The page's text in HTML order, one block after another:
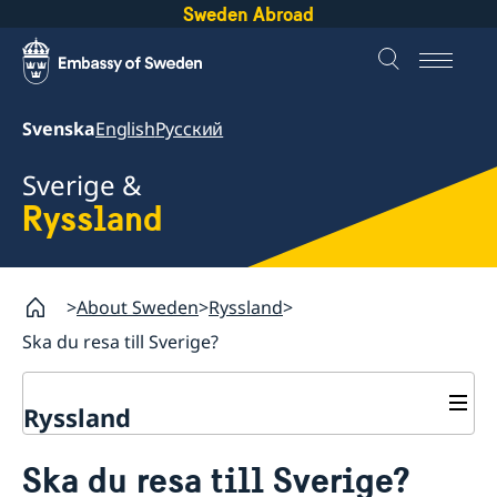
Sweden Abroad
SvenskaEnglishРусский
Sverige &
Ryssland
About Sweden Ryssland
Ska du resa till Sverige?
Ryssland
Ska du resa till Sverige?